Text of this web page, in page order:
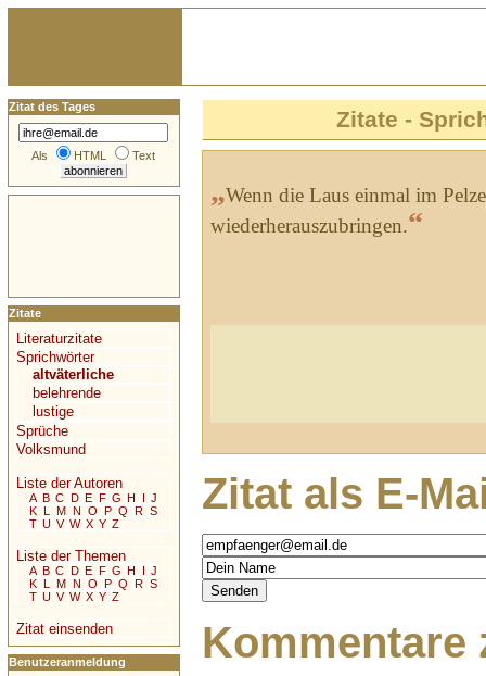
Zitate -
„Wenn die Laus einmal im
wiederherauszubringen.“
Zitat als E-
Kommentare
Zitat des Tages
Als HTML Text
Zitate
Literaturzitate
Sprichwörter
altväterliche
belehrende
lustige
Sprüche
Volksmund
Liste der Autoren
A B C D E F G H I J
K L M N O P Q R S
T U V W X Y Z
Liste der Themen
A B C D E F G H I J
K L M N O P Q R S
T U V W X Y Z
Zitat einsenden
Benutzeranmeldung